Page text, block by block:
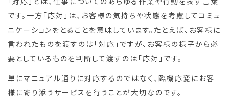
です。一方「応対」は、お客様の気持ちや状態を考慮してコミュ
ニケーションをとることを意味しています。たとえば、お客様に
言われたものを渡すのは「対応」ですが、お客様の様子から必
要としているものを判断して渡すのは「応対」です。
単にマニュアル通りに対応するのではなく、臨機応変にお客
様に寄り添うサービスを行うことが大切なのです。